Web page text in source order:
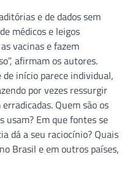
e de dados sem
médicos e leigos
vacinas e fazem
afirmam os autores.
de início parece individual,
por vezes ressurgir
Quem são os
usam? Em que fontes se
dá a seu raciocínio? Quais
Brasil e em outros países,